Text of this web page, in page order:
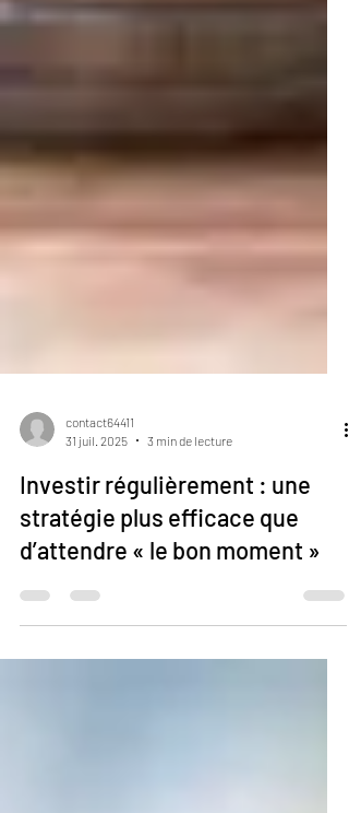
31 juil. 2025
3 min de lecture
Investir régulièrement : une
stratégie plus efficace que
d’attendre « le bon moment »